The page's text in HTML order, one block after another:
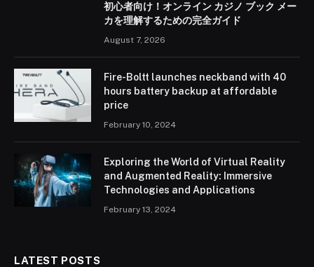
初心者向け！オンライン カジノ ブック メー
カを理解するための完全ガイド
August 7, 2026
Fire-Boltt launches neckband with 40
hours battery backup at affordable
price
February 10, 2024
Exploring the World of Virtual Reality
and Augmented Reality: Immersive
Technologies and Applications
February 13, 2024
LATEST POSTS